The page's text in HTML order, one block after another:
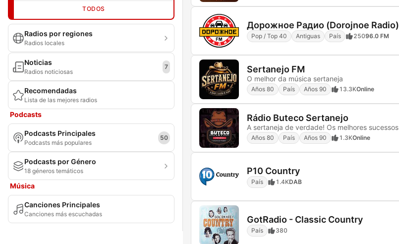
TODOS
Radios por regiones
Radios locales
Noticias
Radios noticiosas
7
Recomendadas
Lista de las mejores radios
Podcasts
Podcasts Principales
Podcasts más populares
50
Podcasts por Género
18 géneros temáticos
Música
Canciones Principales
Canciones más escuchadas
Дорожное Радио (Dorojnoe Radio)
Pop / Top 40 Antiguas País 25096.0 FM
Sertanejo FM
O melhor da música sertaneja
Años 80 País Años 90 13.3KOnline
Rádio Buteco Sertanejo
Años 80 País Años 90 1.3KOnline
P10 Country
País 1.4KDAB
GotRadio - Classic Country
País 380